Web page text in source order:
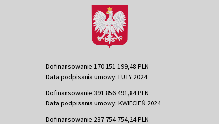
Dofinansowanie 170 151 199,48 PLN
Data podpisania umowy: LUTY 2024
Dofinansowanie 391 856 491,84 PLN
Data podpisania umowy: KWIECIEŃ 2024
Dofinansowanie 237 754 754,24 PLN